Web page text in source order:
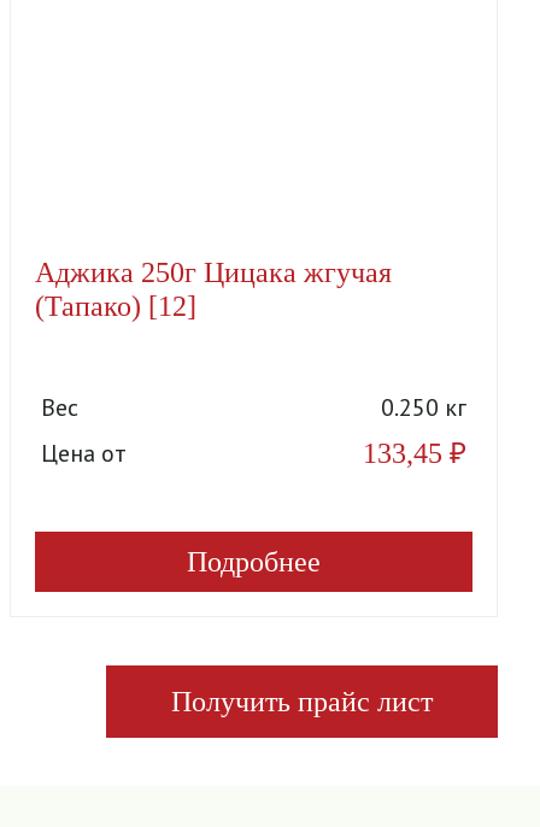
Аджика 250г Цицака жгучая
(Тапако) [12]
Вес
0.250 кг
Цена от
133,45 ₽
Подробнее
Получить прайс лист